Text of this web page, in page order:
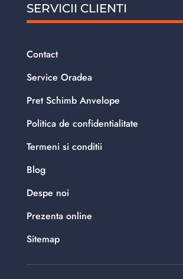
SERVICII CLIENTI
Contact
Service Oradea
Pret Schimb Anvelope
Politica de confidentialitate
Termeni si conditii
Blog
Despe noi
Prezenta online
Sitemap